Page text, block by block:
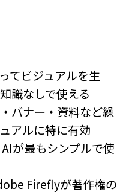
てビジュアルを生
識なしで使える
バナー・資料など繰
アルに特に有効
が最もシンプルで使
Fireflyが著作権の